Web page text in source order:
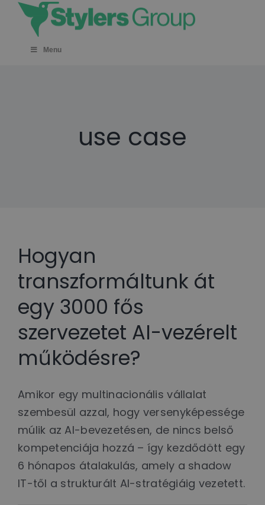
Skip
content
Menu
use case
Hogyan
transzformáltunk át
egy 3000 fős
szervezetet AI-vezérelt
működésre?
Amikor egy multinacionális vállalat
szembesül azzal, hogy versenyképessége
múlik az AI-bevezetésen, de nincs belső
kompetenciája hozzá – így kezdődött egy
6 hónapos átalakulás, amely a shadow
IT-től a strukturált AI-stratégiáig vezetett.